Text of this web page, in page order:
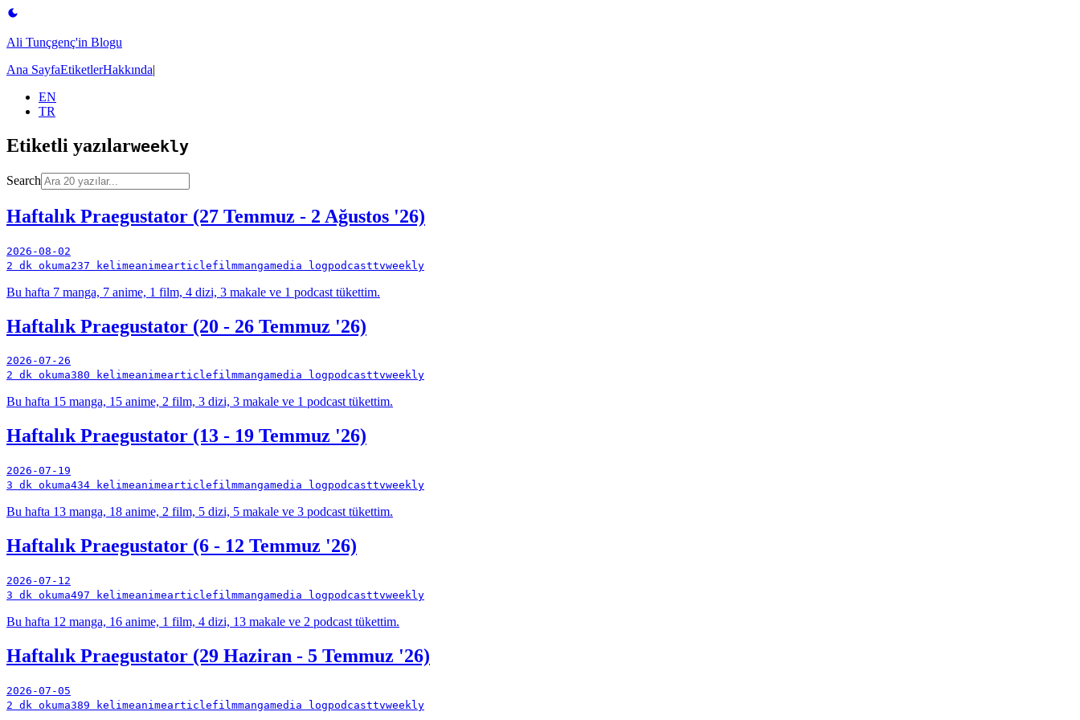
Ali Tunçgenç'in Blogu
Ana SayfaEtiketlerHakkında|
EN
TR
Etiketli yazılarweekly
Search
Haftalık Praegustator (27 Temmuz - 2 Ağustos '26)
2026-08-02
2 dk okuma237 kelimeanimearticlefilmmangamedia logpodcasttvweekly
Bu hafta 7 manga, 7 anime, 1 film, 4 dizi, 3 makale ve 1 podcast tükettim.
Haftalık Praegustator (20 - 26 Temmuz '26)
2026-07-26
2 dk okuma380 kelimeanimearticlefilmmangamedia logpodcasttvweekly
Bu hafta 15 manga, 15 anime, 2 film, 3 dizi, 3 makale ve 1 podcast tükettim.
Haftalık Praegustator (13 - 19 Temmuz '26)
2026-07-19
3 dk okuma434 kelimeanimearticlefilmmangamedia logpodcasttvweekly
Bu hafta 13 manga, 18 anime, 2 film, 5 dizi, 5 makale ve 3 podcast tükettim.
Haftalık Praegustator (6 - 12 Temmuz '26)
2026-07-12
3 dk okuma497 kelimeanimearticlefilmmangamedia logpodcasttvweekly
Bu hafta 12 manga, 16 anime, 1 film, 4 dizi, 13 makale ve 2 podcast tükettim.
Haftalık Praegustator (29 Haziran - 5 Temmuz '26)
2026-07-05
2 dk okuma389 kelimeanimearticlefilmmangamedia logpodcasttvweekly